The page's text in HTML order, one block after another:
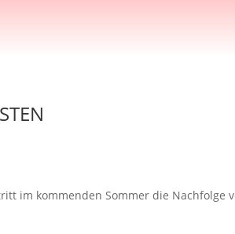
im kommenden Sommer die Nachfolge